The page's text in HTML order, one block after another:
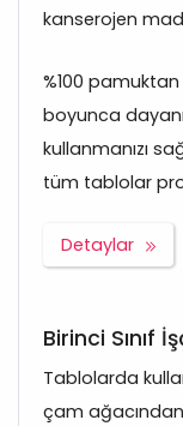
kanserojen
%100
boyunca
kullanmanızı
tüm tablolar
Detaylar
Birinci Sınıf
Tablolarda
çam